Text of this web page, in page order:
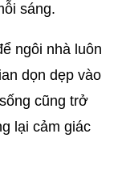
sáng.
ngôi nhà luôn
dọn dẹp vào
cũng trở
lại cảm giác